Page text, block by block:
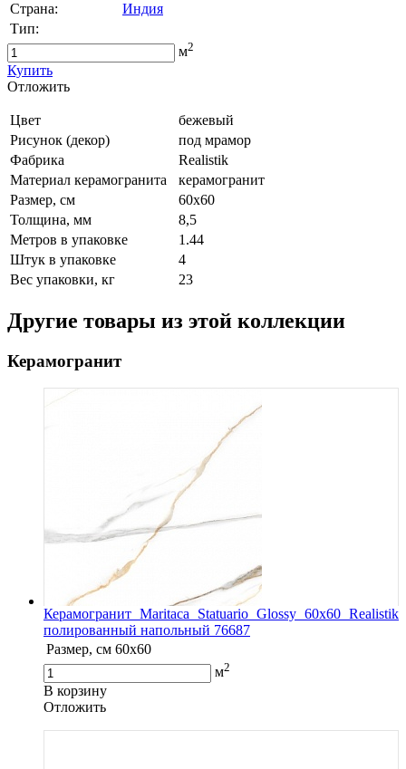
Страна:
Индия
Тип:
м2
Купить
Oтложить
Цвет
бежевый
Рисунок (декор)
под мрамор
Фабрика
Realistik
Материал керамогранита
керамогранит
Размер, см
60x60
Толщина, мм
8,5
Метров в упаковке
1.44
Штук в упаковке
4
Вес упаковки, кг
23
Другие товары из этой коллекции
Керамогранит
Керамогранит Maritaca Statuario Glossy 60x60 Realistik
полированный напольный 76687
Размер, см 60x60
м2
В корзину
Oтложить